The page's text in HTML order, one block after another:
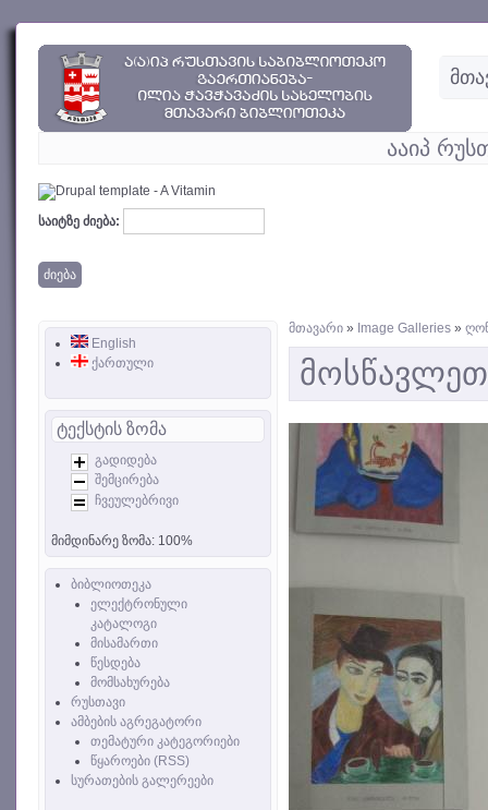
ააიპ
საიტზე ძიება:
English
ქართული
ტექსტის ზომა
გადიდება
შემცირება
ჩვეულებრივი
მიმდინარე ზომა: 100%
ბიბლიოთეკა
ელექტრონული
კატალოგი
მისამართი
წესდება
მომსახურება
რუსთავი
ამბების აგრეგატორი
თემატური კატეგორიები
წყაროები (RSS)
სურათების გალერეები
მთავარი » Image Galleries »